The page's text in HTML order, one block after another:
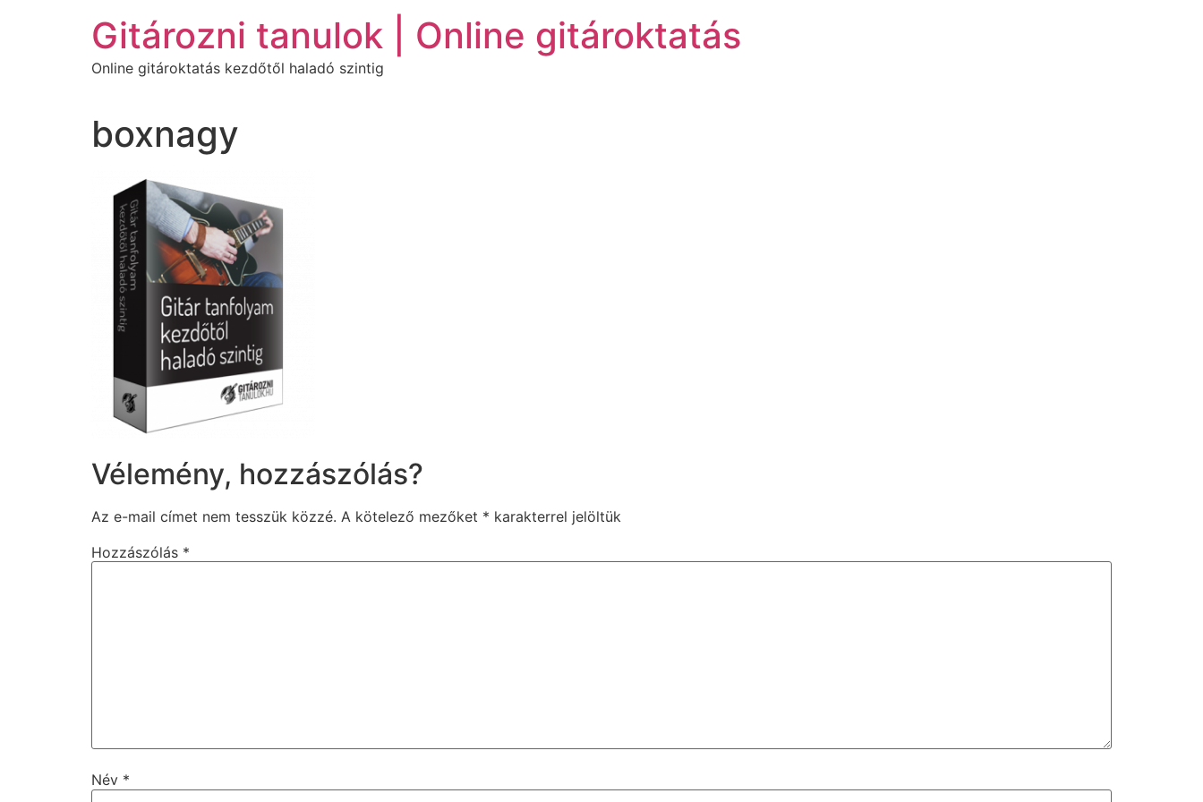
Gitározni tanulok | Online gitároktatás
Online gitároktatás kezdőtől haladó szintig
boxnagy
Vélemény, hozzászólás?
Az e-mail címet nem tesszük közzé. A kötelező mezőket * karakterrel jelöltük
Hozzászólás *
Név *